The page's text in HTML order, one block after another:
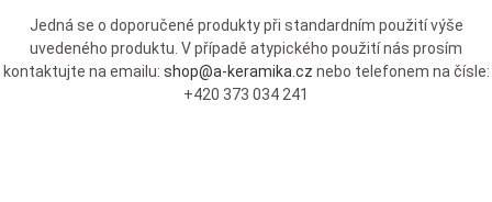
Jedná se o doporučené produkty při standardním použití výše
uvedeného produktu. V případě atypického použití nás prosím
kontaktujte na emailu: shop@a-keramika.cz nebo telefonem na čísle:
+420 373 034 241